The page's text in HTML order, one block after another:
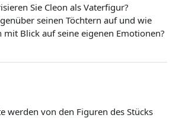
Sie Cleon als Vaterfigur?
seinen Töchtern auf und wie
mit Blick auf seine eigenen Emotionen?
werden von den Figuren des Stücks